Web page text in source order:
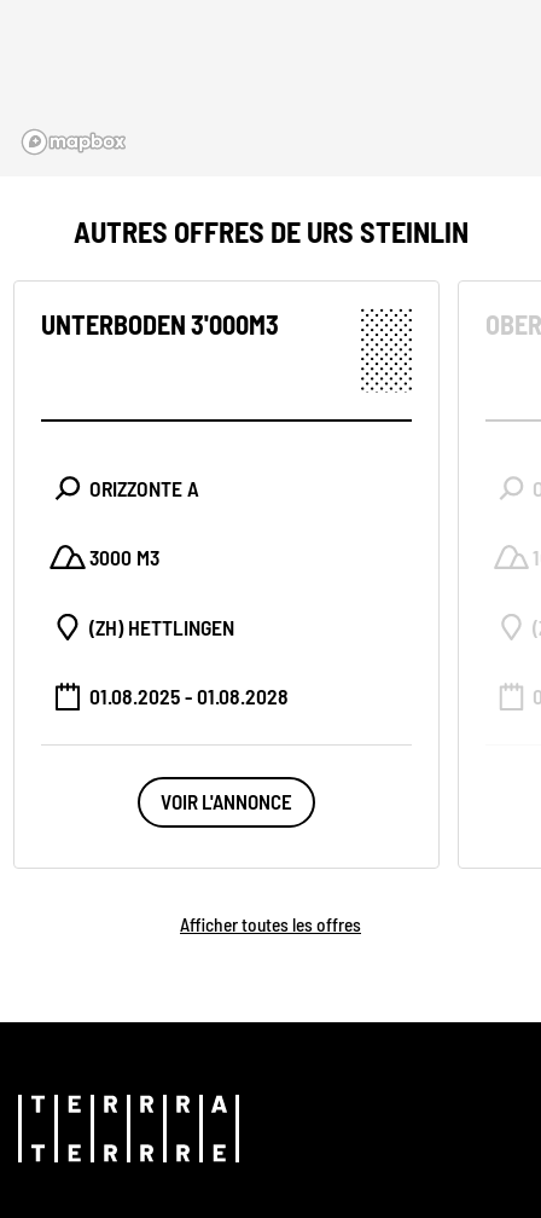
AUTRES OFFRES DE URS STEINLIN
UNTERBODEN 3'000M3
ORIZZONTE A
3000 M3
(ZH) HETTLINGEN
01.08.2025 - 01.08.2028
VOIR L'ANNONCE
Afficher toutes les offres